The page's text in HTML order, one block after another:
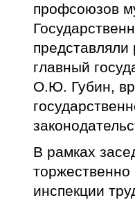
профсоюзов
представляли
главный
О.Ю. Губин,
В рамках
инспекции